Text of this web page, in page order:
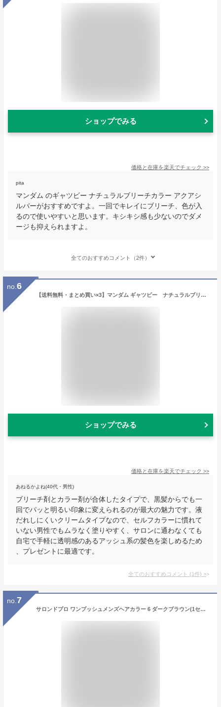
ショップでみる
価格と在庫を楽天でチェック >>
pita
マンダム のギャツビー ナチュラルブリーチカラー アクアシ
ルバーがおすすめですよ。一回でキレイにブリーチ、色が入
るので使いやすいと思います。キシキシ感も少ないのでダメ
ージも抑えられますよ。
全てのおすすめコメント（2件）
no. 6
【送料無料・まとめ買い×3】マンダム ギャツビー ナチュラルブリーチカラー アクアシルバー 医薬部外品 爽やかな印象のクールなシルバー×3点セット ( 4902806133677 )
ショップでみる
価格と在庫を楽天でチェック >>
あねるかよね(40代・男性)
ブリーチ剤とカラー剤が合体したタイプで、黒髪からでも一
回でパッと明るい印象に変えられるのが最大の魅力です。液
だれしにくいクリームタイプなので、セルフカラーに慣れて
いない男性でもムラなく塗りやすく、サロンに通わなくても
自宅で手軽に透明感のあるアッシュ系の髪色を楽しめるため
、プレゼントに最適です。
全てのおすすめコメント (1件) >
no. 7
サロンドプロ ワンプッシュメンズヘアカラー 6 ダークブラウン(1セット)【サロンドプロ】[白髪用 男性用 メンズ ワンプッシュ]